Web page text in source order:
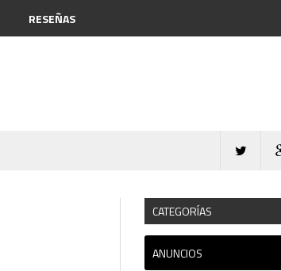
RESEÑAS
CATEGORÍAS
ANUNCIOS